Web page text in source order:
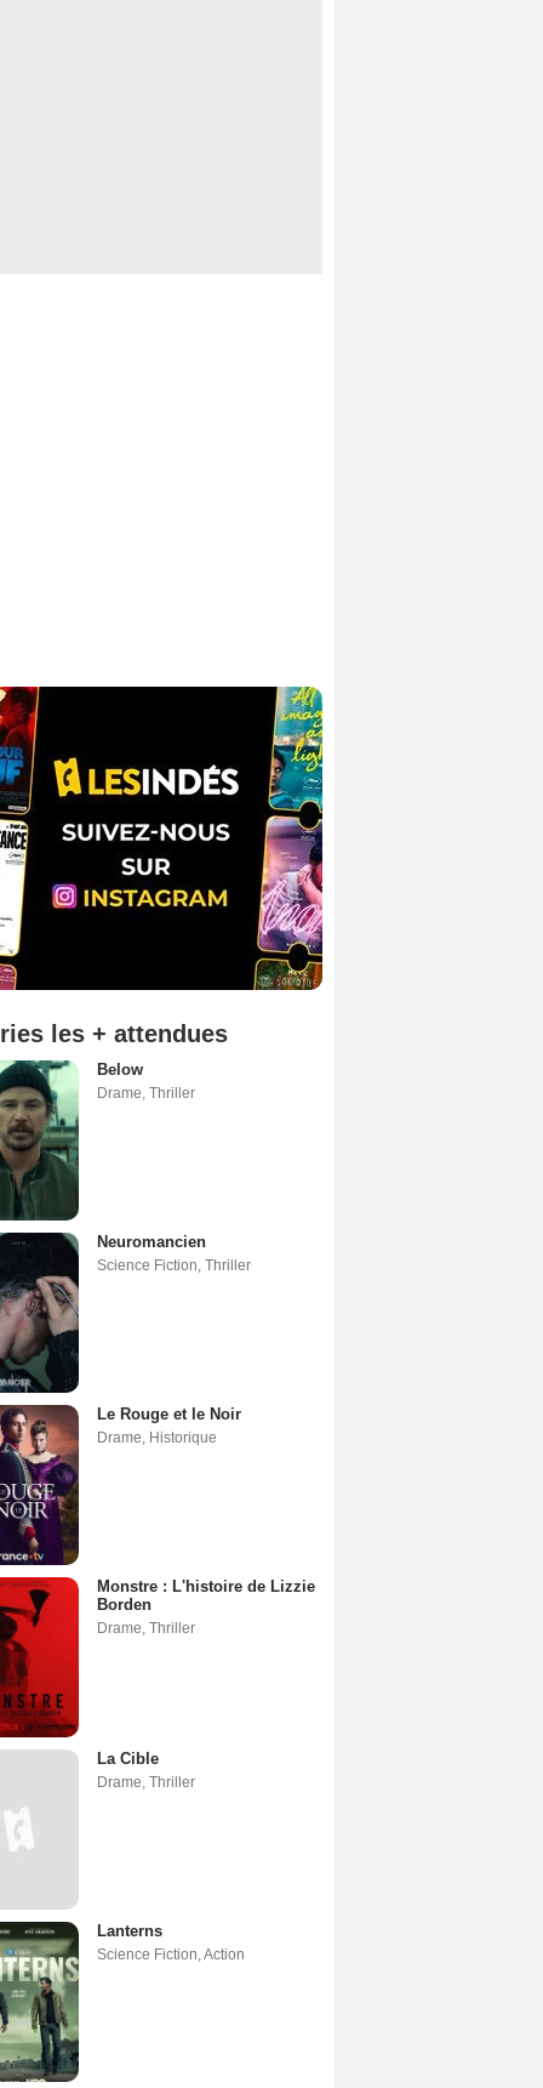
les + attendues
Below
Drame, Thriller
Neuromancien
Science Fiction, Thriller
Le Rouge et le Noir
Drame, Historique
Monstre : L'histoire de Lizzie
Borden
Drame, Thriller
La Cible
Drame, Thriller
Lanterns
Science Fiction,Action